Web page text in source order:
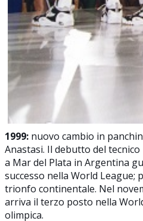
1999: nuovo cambio in
Anastasi. Il debutto del
a Mar del Plata in Argentina
successo nella World League;
trionfo continentale. Nel
arriva il terzo posto nella
olimpica.